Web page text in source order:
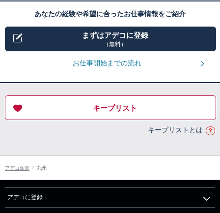
あなたの経験や希望に合ったお仕事情報をご紹介
まずはアデコに登録
（無料）
お仕事開始までの流れ
キープリスト
キープリストとは
アデコ派遣 九州
アデコに登録